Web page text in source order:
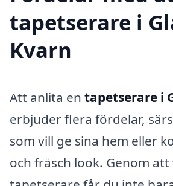
tapetserare i
Kvarn
Att anlita en tapetserare i
erbjuder flera fördelar,
som vill ge sina hem eller
och fräsch look. Genom att